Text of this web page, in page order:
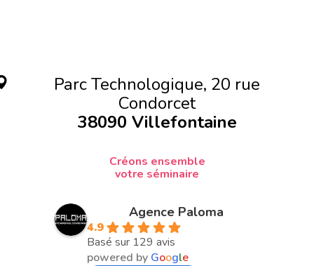
Parc Technologique, 20 rue
Condorcet
38090 Villefontaine
Créons ensemble
votre séminaire
Agence Paloma
4.9
Basé sur 129 avis
powered by Google